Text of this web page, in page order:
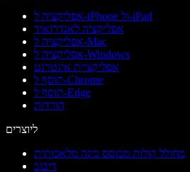
אפליקציה ל-iPhone ול-iPad
אפליקציה לאנדרואיד
אפליקציה ל-Mac
אפליקציה ל-Windows
אפליקציית אינטרנט
תוסף ל-Chrome
תוסף ל-Edge
הורדות
ליוצרים
מחולל קולות מבוסס בינה מלאכותית
דיבוב